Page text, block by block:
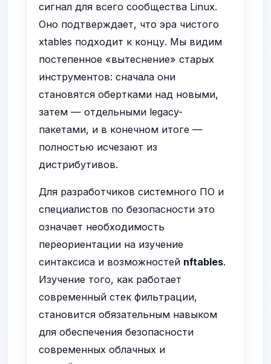
сигнал для всего сообщества Linux.
Оно подтверждает, что эра чистого
xtables подходит к концу. Мы видим
постепенное «вытеснение» старых
инструментов: сначала они
становятся обертками над новыми,
затем — отдельными legacy-
пакетами, и в конечном итоге —
полностью исчезают из
дистрибутивов.
Для разработчиков системного ПО и
специалистов по безопасности это
означает необходимость
переориентации на изучение
синтаксиса и возможностей nftables.
Изучение того, как работает
современный стек фильтрации,
становится обязательным навыком
для обеспечения безопасности
современных облачных и